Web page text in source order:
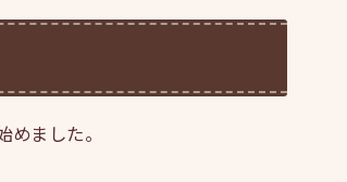
ました。